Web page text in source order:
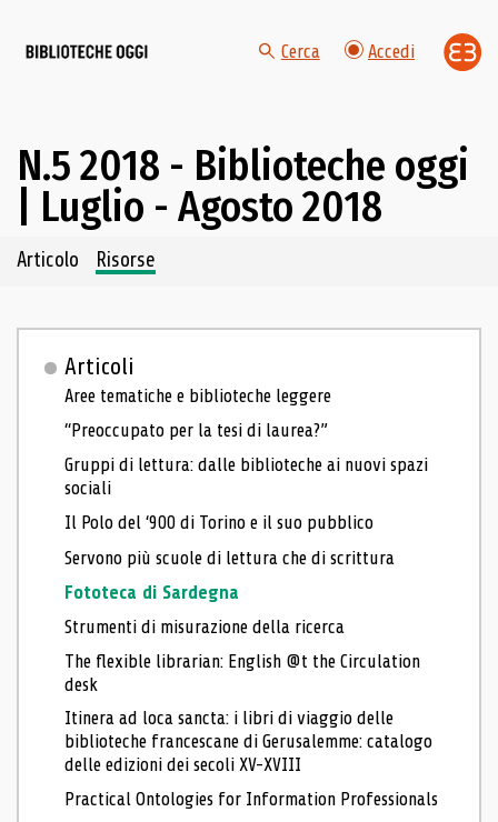
Cerca Accedi
N.5 2018 - Biblioteche oggi
| Luglio - Agosto 2018
Navigazione dei contenuti del fascicolo
Articolo Risorse
Articoli
Aree tematiche e biblioteche leggere
“Preoccupato per la tesi di laurea?”
Gruppi di lettura: dalle biblioteche ai nuovi spazi
sociali
Il Polo del ‘900 di Torino e il suo pubblico
Servono più scuole di lettura che di scrittura
Fototeca di Sardegna
Strumenti di misurazione della ricerca
The flexible librarian: English @t the Circulation
desk
Itinera ad loca sancta: i libri di viaggio delle
biblioteche francescane di Gerusalemme: catalogo
delle edizioni dei secoli XV-XVIII
Practical Ontologies for Information Professionals